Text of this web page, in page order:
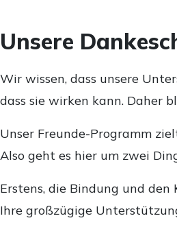
Unsere
Wir wissen, dass unsere
dass sie wirken kann. Daher
Unser Freunde-Programm
Also geht es hier um zwei
Erstens, die Bindung und
Ihre großzügige